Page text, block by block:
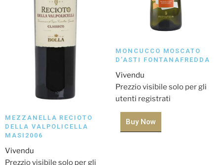
MEZZANELLA RECIOTO
DELLA VALPOLICELLA
MASI2006
Vivendu
Prezzio visibile solo per gli
MONCUCCO MOSCATO
D’ASTI FONTANAFREDDA
Vivendu
Prezzio visibile solo per gli
utenti registrati
Buy Now